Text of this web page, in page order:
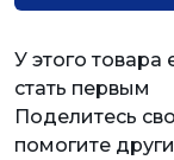
У этого
стать первым
Поделитесь
помогите